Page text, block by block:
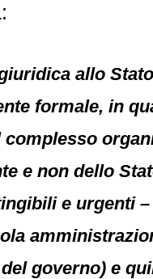
allo
formale, in
e non dello
e urgenti
governo) e